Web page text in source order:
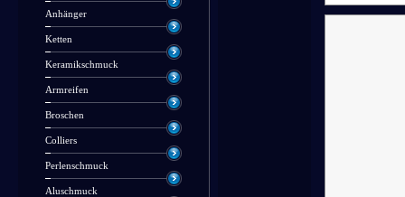
Anhänger
Ketten
Keramikschmuck
Armreifen
Broschen
Colliers
Perlenschmuck
Aluschmuck